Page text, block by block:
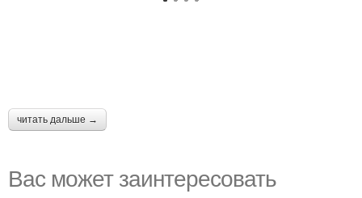
читать дальше →
Вас может заинтересовать